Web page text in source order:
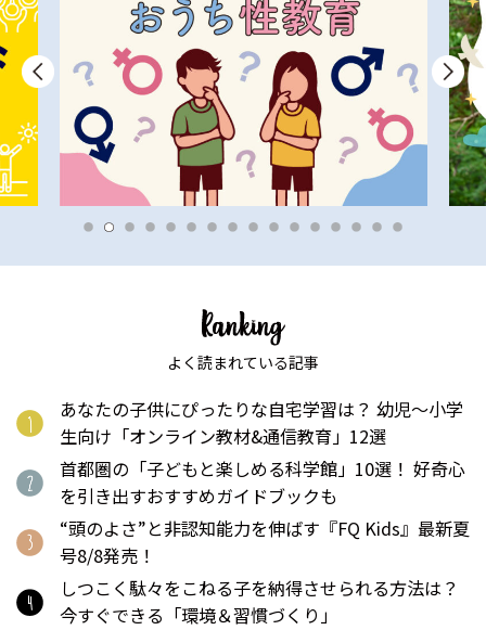
よく読まれている記事
あなたの子供にぴったりな自宅学習は？ 幼児〜小学
生向け「オンライン教材&通信教育」12選
首都圏の「子どもと楽しめる科学館」10選！ 好奇心
を引き出すおすすめガイドブックも
“頭のよさ”と非認知能力を伸ばす『FQ Kids』最新夏
号8/8発売！
しつこく駄々をこねる子を納得させられる方法は？
今すぐできる「環境＆習慣づくり」